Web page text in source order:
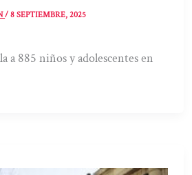
/8 SEPTIEMBRE, 2025
a 885 niños y adolescentes en